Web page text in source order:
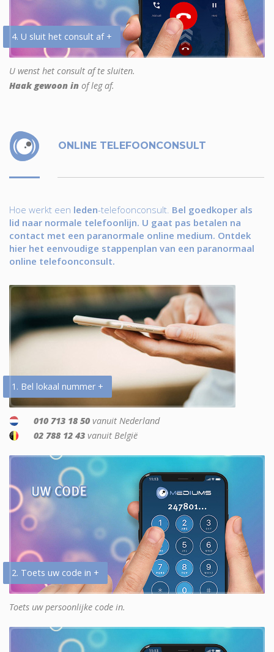
4. U sluit het consult af +
U wenst het consult af te sluiten.
Haak gewoon in of leg af.
ONLINE TELEFOONCONSULT
Hoe werkt een leden-telefoonconsult. Bel goedkoper als
lid naar normale telefoonlijn. U gaat pas betalen na
contact met een paranormale online medium. Ontdek
hier het eenvoudige stappenplan van een paranormaal
online telefoonconsult.
1. Bel lokaal nummer +
010 713 18 50 vanuit Nederland
02 788 12 43 vanuit België
2. Toets uw code in +
Toets uw persoonlijke code in.